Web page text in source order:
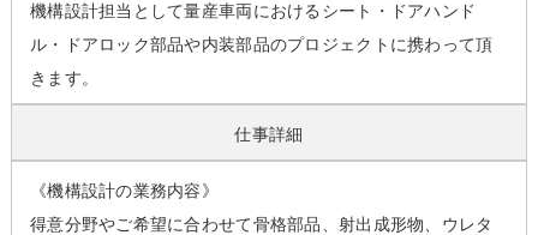
機構設計担当として量産車両におけるシート・ドアハンド
ル・ドアロック部品や内装部品のプロジェクトに携わって頂
きます。
仕事詳細
《機構設計の業務内容》
得意分野やご希望に合わせて骨格部品、射出成形物、ウレタ